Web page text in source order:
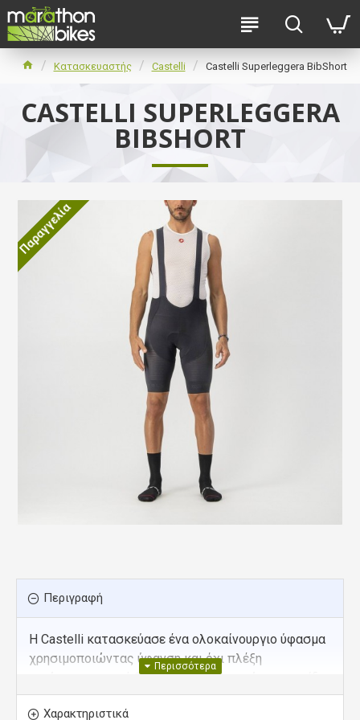
Κατασκευαστής Castelli Castelli Superleggera BibShort
CASTELLI SUPERLEGGERA
BIBSHORT
Παραγγελία
Περιγραφή
Η Castelli κατασκεύασε ένα ολοκαίνουργιο ύφασμα
χρησιμοποιώντας ύφανση και όχι πλέξη
μειώνοντας κατά 30% το βάρος κρατώντας το ίδιο
επίπεδο στήριξης και αδιαφάνειας. Επίσης,
συνεργάστηκε με τον κορυφαίο κατασκευαστή
Χαρακτηριστικά